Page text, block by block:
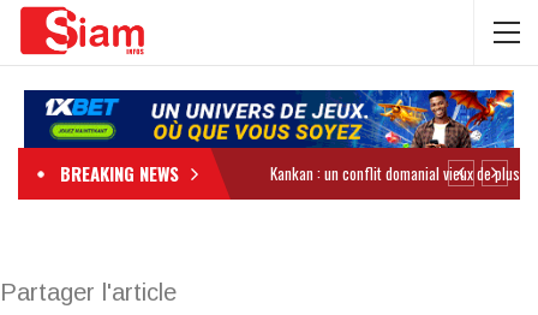
BREAKING NEWS
Partager l'article